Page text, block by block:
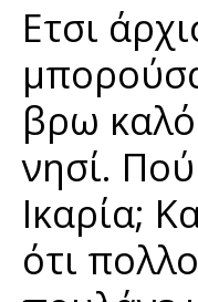
Ετσι
βρω καλό
νησί.
Ικαρία;
ότι